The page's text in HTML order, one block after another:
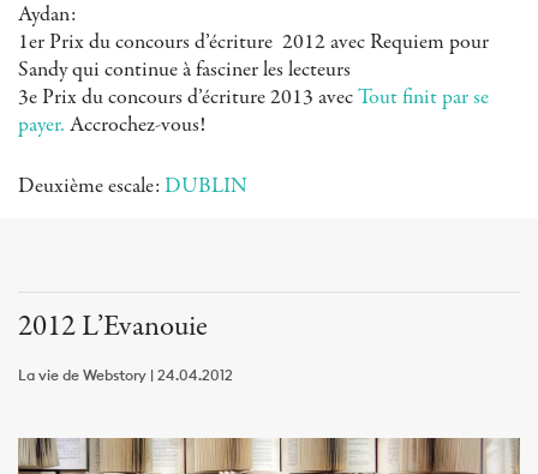
Aydan:
1er Prix du concours d’écriture 2012 avec Requiem pour
Sandy qui continue à fasciner les lecteurs
3e Prix du concours d’écriture 2013 avecTout finit par se
payer. Accrochez-vous!
Deuxième escale: DUBLIN
2012 L’Evanouie
La vie de Webstory | 24.04.2012